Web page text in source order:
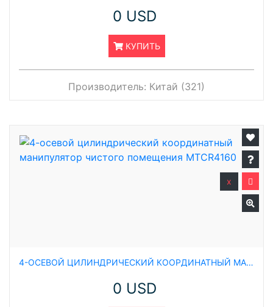
0 USD
КУПИТЬ
Производитель: Китай (321)
4-ОСЕВОЙ ЦИЛИНДРИЧЕСКИЙ КООРДИНАТНЫЙ МАНИПУЛЯТОР ЧИСТОГО ПОМЕЩЕНИЯ MTCR4160
0 USD
x